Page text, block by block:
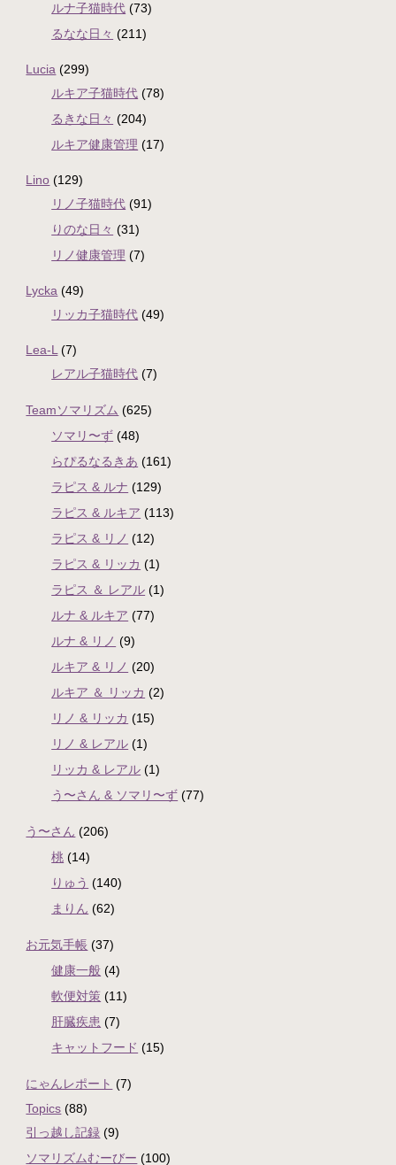
ルナ子猫時代 (73)
るなな日々 (211)
Lucia (299)
ルキア子猫時代 (78)
るきな日々 (204)
ルキア健康管理 (17)
Lino (129)
リノ子猫時代 (91)
りのな日々 (31)
リノ健康管理 (7)
Lycka (49)
リッカ子猫時代 (49)
Lea-L (7)
レアル子猫時代 (7)
Teamソマリズム (625)
ソマリ〜ず (48)
らぴるなるきあ (161)
ラピス & ルナ (129)
ラピス & ルキア (113)
ラピス & リノ (12)
ラピス & リッカ (1)
ラピス ＆ レアル (1)
ルナ & ルキア (77)
ルナ & リノ (9)
ルキア & リノ (20)
ルキア ＆ リッカ (2)
リノ & リッカ (15)
リノ & レアル (1)
リッカ & レアル (1)
う〜さん & ソマリ〜ず (77)
う〜さん (206)
桃 (14)
りゅう (140)
まりん (62)
お元気手帳 (37)
健康一般 (4)
軟便対策 (11)
肝臓疾患 (7)
キャットフード (15)
にゃんレポート (7)
Topics (88)
引っ越し記録 (9)
ソマリズムむーびー (100)